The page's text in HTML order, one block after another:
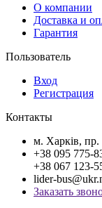
О компании
Доставка и
Гарантия
Пользователь
Вход
Регистрация
Контакты
м. Харків, пр.
+38 095 775-
+38 067 123-
lider-
Заказать